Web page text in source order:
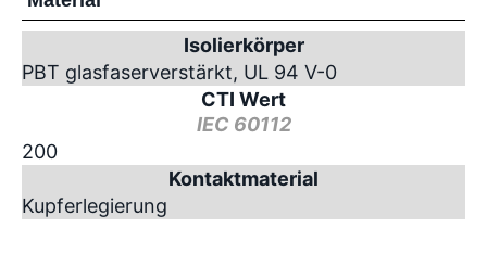
Isolierkörper
PBT glasfaserverstärkt, UL 94 V-0
CTI Wert
IEC 60112
200
Kontaktmaterial
Kupferlegierung